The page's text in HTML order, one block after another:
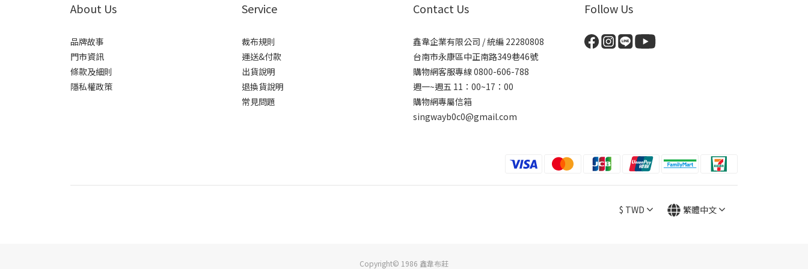
About Us
品牌故事
門市資訊
條款及細則
隱私權政策
Service
裁布規則
運送&付款
出貨說明
退換貨說明
常見問題
Contact Us
鑫韋企業有限公司 / 統編 22280808
台南市永康區中正南路349巷46號
購物網客服專線 0800-606-788
週一~週五 11：00~17：00
購物網專屬信箱
singwayb0c0@gmail.com
Follow Us
$ TWD 繁體中文
Copyright© 1986 鑫韋布莊